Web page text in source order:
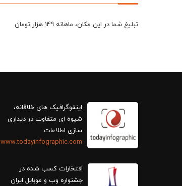
تبلیغ شما در این مکان، ماهانه 149 هزار تومان
اینفوگرافیک های خلاقانه،
سازی اطلاعات
www.todayinfographic.com
افتخارات کسب شده در
جشنواره وب و موبایل ایران